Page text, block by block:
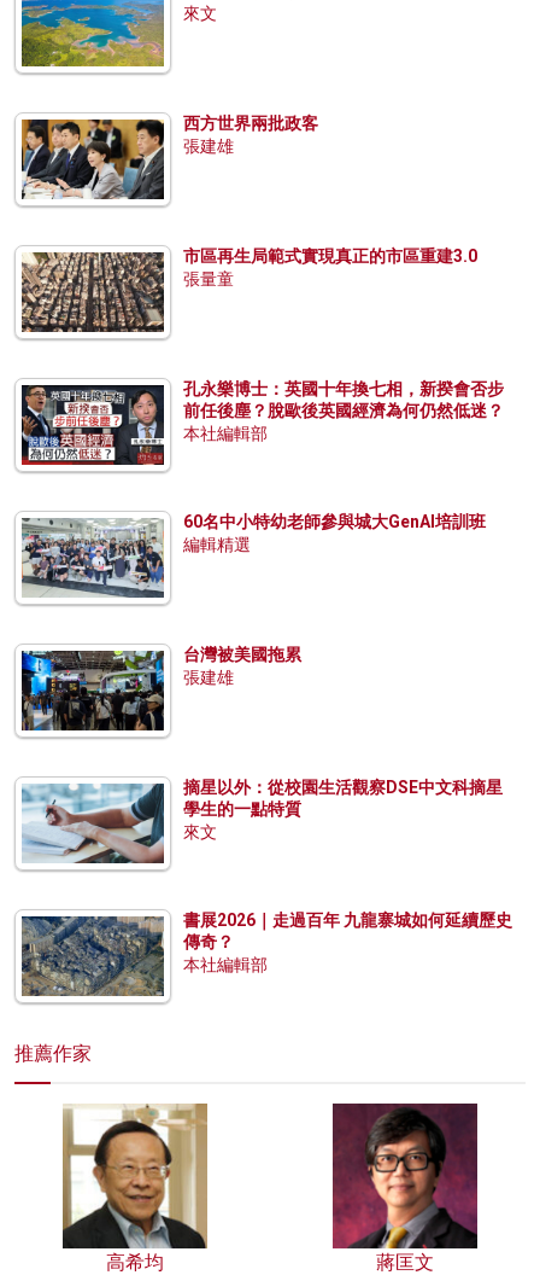
來文
西方世界兩批政客
張建雄
市區再生局範式實現真正的市區重建3.0
張量童
孔永樂博士：英國十年換七相，新揆會否步
前任後塵？脫歐後英國經濟為何仍然低迷？
本社編輯部
60名中小特幼老師參與城大GenAI培訓班
編輯精選
台灣被美國拖累
張建雄
摘星以外：從校園生活觀察DSE中文科摘星
學生的一點特質
來文
書展2026｜走過百年 九龍寨城如何延續歷史
傳奇？
本社編輯部
推薦作家
高希均 蔣匡文